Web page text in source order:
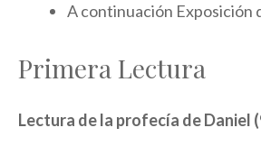
A continuación Exposición
Primera Lectura
Lectura de la profecía de Daniel